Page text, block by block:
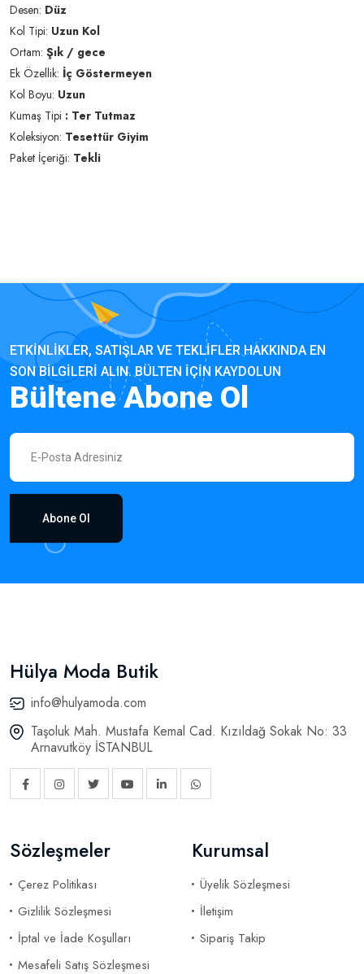
Desen: Düz
Kol Tipi: Uzun Kol
Ortam: Şık / gece
Ek Özellik: İç Göstermeyen
Kol Boyu: Uzun
Kumaş Tipi : Ter Tutmaz
Koleksiyon: Tesettür Giyim
Paket İçeriği: Tekli
ETKINLIKLER, SATIŞLAR VE TEKLIFLER HAKKINDA EN
SON BILGILERI ALIN. BÜLTEN IÇIN KAYDOLUN
Bültene Abone Ol
Abone Ol
Hülya Moda Butik
info@hulyamoda.com
Taşoluk Mah. Mustafa Kemal Cad. Kızıldağ Sokak No: 33
Arnavutköy İSTANBUL
Sözleşmeler
Çerez Politikası
Gizlilik Sözleşmesi
İptal ve İade Koşulları
Mesafeli Satış Sözleşmesi
Kurumsal
Üyelik Sözleşmesi
İletişim
Sipariş Takip